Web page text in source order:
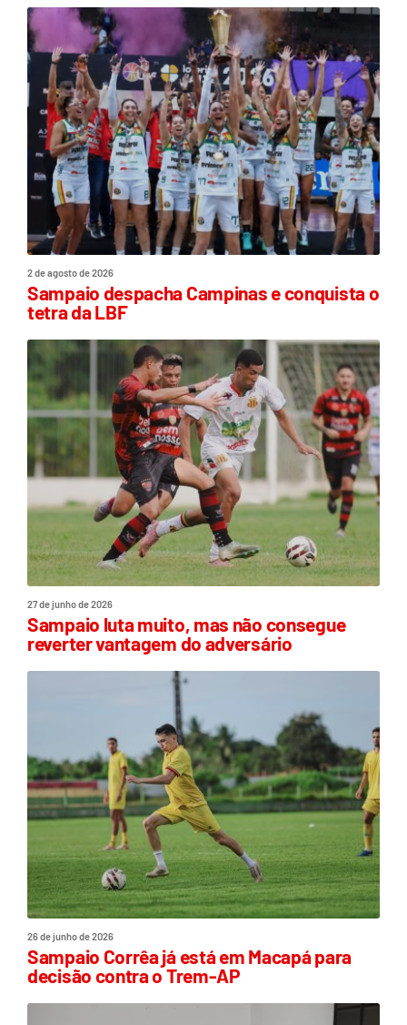
2 de agosto de 2026
Sampaio despacha Campinas e conquista o
tetra da LBF
27 de junho de 2026
Sampaio luta muito, mas não consegue
reverter vantagem do adversário
26 de junho de 2026
Sampaio Corrêa já está em Macapá para
decisão contra o Trem-AP